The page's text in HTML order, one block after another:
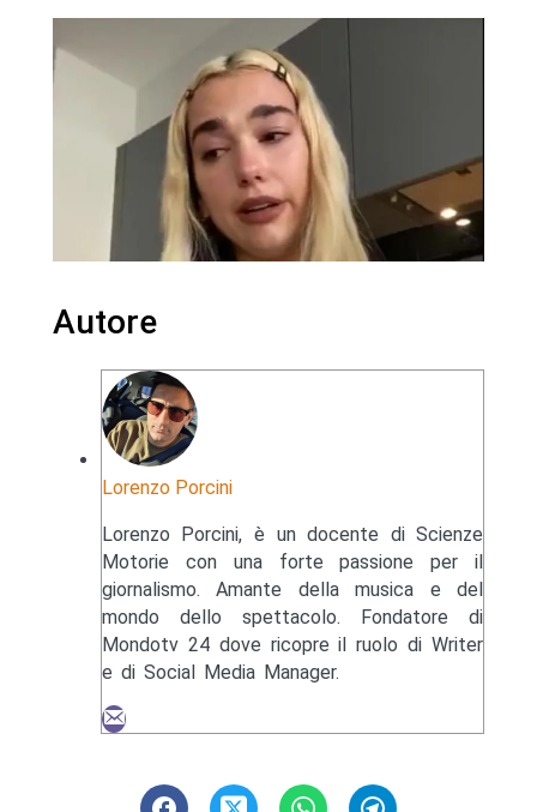
Autore
Lorenzo Porcini
Lorenzo Porcini, è un docente di Scienze
Motorie con una forte passione per il
giornalismo. Amante della musica e del
mondo dello spettacolo. Fondatore di
Mondotv 24 dove ricopre il ruolo di Writer
e di Social Media Manager.